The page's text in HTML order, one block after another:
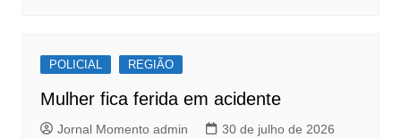
POLICIAL REGIÃO
Mulher fica ferida em acidente
Jornal Momento admin 30 de julho de 2026